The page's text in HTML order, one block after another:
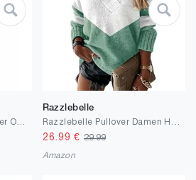
Razzlebelle
26.99 € 29.99
Amazon